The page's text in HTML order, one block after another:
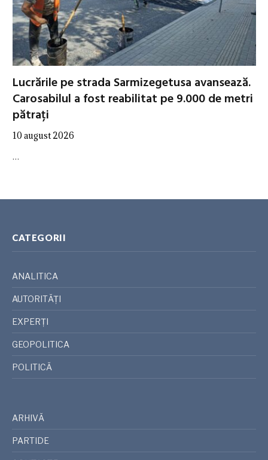
Lucrările pe strada Sarmizegetusa avansează.
Carosabilul a fost reabilitat pe 9.000 de metri
pătrați
10 august 2026
…
CATEGORII
ANALITICA
AUTORITĂȚI
EXPERȚI
GEOPOLITICA
POLITICĂ
ARHIVĂ
PARTIDE